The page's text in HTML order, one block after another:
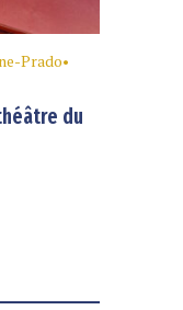
Prado•
du